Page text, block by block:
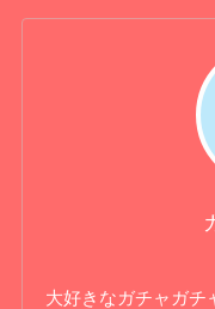
大好きなガチャガチ